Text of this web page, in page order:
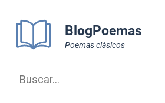
content
BlogPoemas
Poemas clásicos